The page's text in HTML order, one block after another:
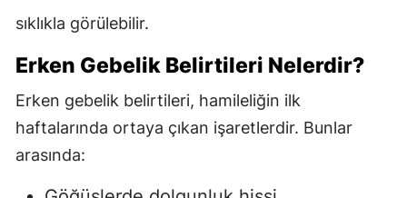
sıklıkla görülebilir.
Erken Gebelik Belirtileri Nelerdir?
Erken gebelik belirtileri, hamileliğin ilk
haftalarında ortaya çıkan işaretlerdir. Bunlar
arasında: